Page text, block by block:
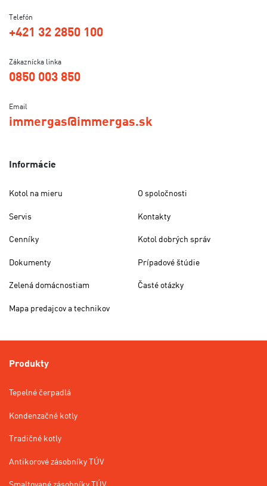
Telefón
+421 32 2850 100
Zákaznícka linka
0850 003 850
Email
immergas@immergas.sk
Informácie
Kotol na mieru
Servis
Cenníky
Dokumenty
Zelená domácnostiam
Mapa predajcov a technikov
O spoločnosti
Kontakty
Kotol dobrých správ
Prípadové štúdie
Časté otázky
Produkty
Tepelné čerpadlá
Kondenzačné kotly
Tradičné kotly
Antikorové zásobníky TÚV